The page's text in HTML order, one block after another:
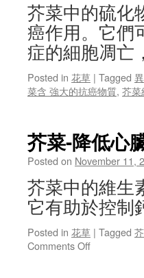
芥菜中的硫化
癌作用。它們
症的細胞凋亡
Posted in 花草 | Tagged
菜含 強大的抗癌物質, 芥菜
芥菜-降低心
Posted on November 11,
芥菜中的維生
它有助於控制
Posted in 花草 | Tagged
Comments Offon